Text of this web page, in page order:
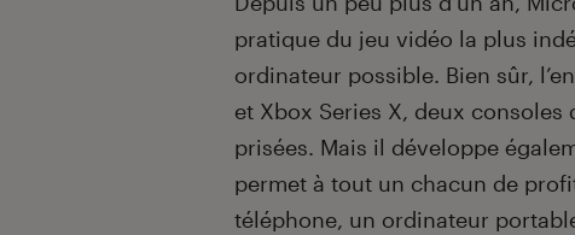
pratique du jeu vidéo la plus
ordinateur possible. Bien sûr,
et Xbox Series X, deux
prisées. Mais il développe
permet à tout un chacun de
téléphone, un ordinateur